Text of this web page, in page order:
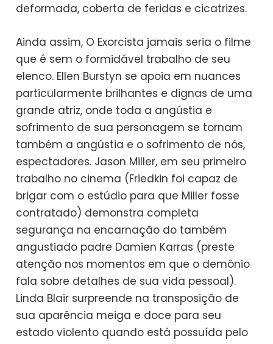
deformada, coberta de feridas e cicatrizes.
Ainda assim, O Exorcista jamais seria o filme
que é sem o formidável trabalho de seu
elenco. Ellen Burstyn se apoia em nuances
particularmente brilhantes e dignas de uma
grande atriz, onde toda a angústia e
sofrimento de sua personagem se tornam
também a angústia e o sofrimento de nós,
espectadores. Jason Miller, em seu primeiro
trabalho no cinema (Friedkin foi capaz de
brigar com o estúdio para que Miller fosse
contratado) demonstra completa
segurança na encarnação do também
angustiado padre Damien Karras (preste
atenção nos momentos em que o demônio
fala sobre detalhes de sua vida pessoal).
Linda Blair surpreende na transposição de
sua aparência meiga e doce para seu
estado violento quando está possuída pelo